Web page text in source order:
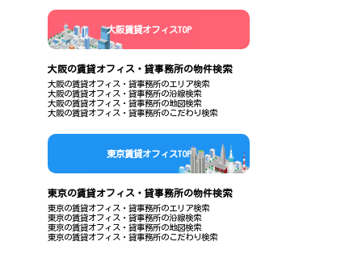
大阪賃貸オフィスTOP
大阪の賃貸オフィス・貸事務所の物件検索
大阪の賃貸オフィス・貸事務所のエリア検索
大阪の賃貸オフィス・貸事務所の沿線検索
大阪の賃貸オフィス・貸事務所の地図検索
大阪の賃貸オフィス・貸事務所のこだわり検索
東京賃貸オフィスTOP
東京の賃貸オフィス・貸事務所の物件検索
東京の賃貸オフィス・貸事務所のエリア検索
東京の賃貸オフィス・貸事務所の沿線検索
東京の賃貸オフィス・貸事務所の地図検索
東京の賃貸オフィス・貸事務所のこだわり検索